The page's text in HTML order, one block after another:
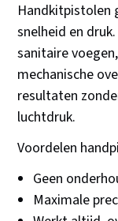
Handkitpistolen
snelheid en
sanitaire
mechanische
resultaten
luchtdruk.
Voordelen
Geen
Maximale